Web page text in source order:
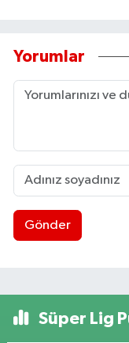
Yorumlar
Gönder
Süper Lig